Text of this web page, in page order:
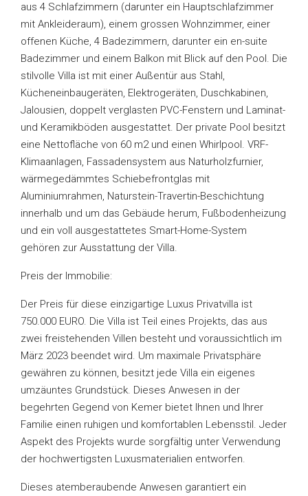
aus 4 Schlafzimmern (darunter ein Hauptschlafzimmer
mit Ankleideraum), einem grossen Wohnzimmer, einer
offenen Küche, 4 Badezimmern, darunter ein en-suite
Badezimmer und einem Balkon mit Blick auf den Pool. Die
stilvolle Villa ist mit einer Außentür aus Stahl,
Kücheneinbaugeräten, Elektrogeräten, Duschkabinen,
Jalousien, doppelt verglasten PVC-Fenstern und Laminat-
und Keramikböden ausgestattet. Der private Pool besitzt
eine Nettofläche von 60 m2 und einen Whirlpool. VRF-
Klimaanlagen, Fassadensystem aus Naturholzfurnier,
wärmegedämmtes Schiebefrontglas mit
Aluminiumrahmen, Naturstein-Travertin-Beschichtung
innerhalb und um das Gebäude herum, Fußbodenheizung
und ein voll ausgestattetes Smart-Home-System
gehören zur Ausstattung der Villa.
Preis der Immobilie:
Der Preis für diese einzigartige Luxus Privatvilla ist
750.000 EURO. Die Villa ist Teil eines Projekts, das aus
zwei freistehenden Villen besteht und voraussichtlich im
März 2023 beendet wird. Um maximale Privatsphäre
gewähren zu können, besitzt jede Villa ein eigenes
umzäuntes Grundstück. Dieses Anwesen in der
begehrten Gegend von Kemer bietet Ihnen und Ihrer
Familie einen ruhigen und komfortablen Lebensstil. Jeder
Aspekt des Projekts wurde sorgfältig unter Verwendung
der hochwertigsten Luxusmaterialien entworfen.
Dieses atemberaubende Anwesen garantiert ein